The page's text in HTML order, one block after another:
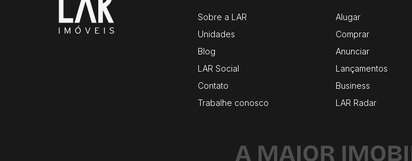
Sobre a LAR
Unidades
Blog
LAR Social
Contato
Trabalhe conosco
Alugar
Comprar
Anunciar
Lançamentos
Business
LAR Radar